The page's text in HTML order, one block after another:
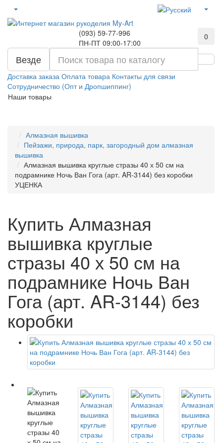
(093) 59-77-996
ПН-ПТ 09:00-17:00
0
Везде
Доставка заказа Оплата товара Контакты для связи
Сотрудничество (Опт и Дропшиппинг)
Наши товары
Алмазная вышивка
Пейзажи, природа, парк, загородный дом алмазная
вышивка
Алмазная вышивка круглые стразы 40 х 50 см на
подрамнике Ночь Ван Гога (арт. AR-3144) без коробки
УЦЕНКА
Купить Алмазная
вышивка круглые
стразы 40 х 50 см на
подрамнике Ночь Ван
Гога (арт. AR-3144) без
коробки